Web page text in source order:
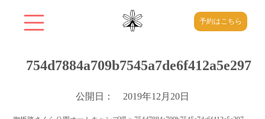
予約はこちら
754d7884a709b7545a7de6f412a5e297
公開日： 2019年12月20日